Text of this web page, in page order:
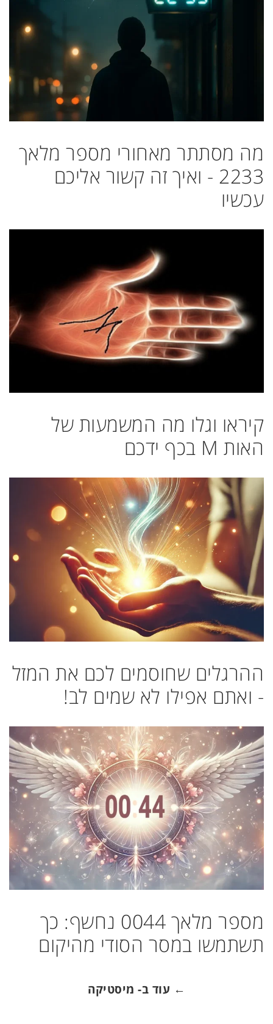
מה מסתתר מאחורי מספר מלאך
2233 - ואיך זה קשור אליכם
עכשיו
קיראו וגלו מה המשמעות של
האות M בכף ידכם
ההרגלים שחוסמים לכם את המזל
- ואתם אפילו לא שמים לב!
מספר מלאך 0044 נחשף: כך
תשתמשו במסר הסודי מהיקום
← עוד ב- מיסטיקה